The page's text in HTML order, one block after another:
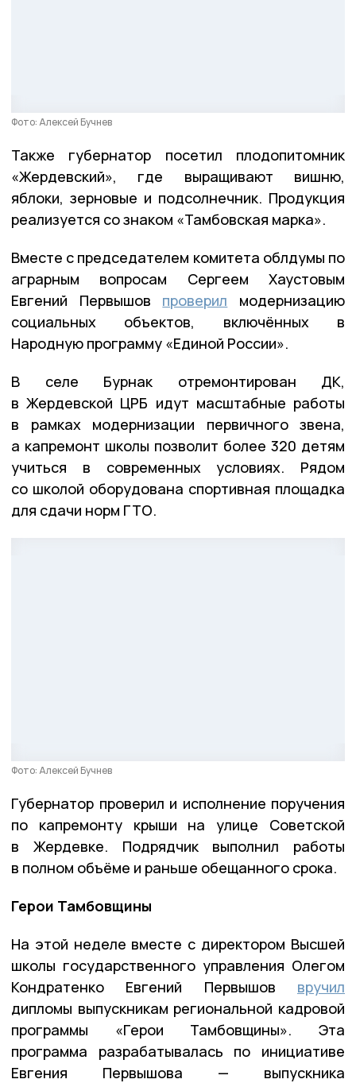
Фото: Алексей Бучнев
Также губернатор посетил плодопитомник
«Жердевский», где выращивают вишню,
яблоки, зерновые и подсолнечник. Продукция
реализуется со знаком «Тамбовская марка».
Вместе с председателем комитета облдумы по
аграрным вопросам Сергеем Хаустовым
Евгений Первышов проверил модернизацию
социальных объектов, включённых в
Народную программу «Единой России».
В селе Бурнак отремонтирован ДК,
в Жердевской ЦРБ идут масштабные работы
в рамках модернизации первичного звена,
а капремонт школы позволит более 320 детям
учиться в современных условиях. Рядом
со школой оборудована спортивная площадка
для сдачи норм ГТО.
Фото: Алексей Бучнев
Губернатор проверил и исполнение поручения
по капремонту крыши на улице Советской
в Жердевке. Подрядчик выполнил работы
в полном объёме и раньше обещанного срока.
Герои Тамбовщины
На этой неделе вместе с директором Высшей
школы государственного управления Олегом
Кондратенко Евгений Первышов вручил
дипломы выпускникам региональной кадровой
программы «Герои Тамбовщины». Эта
программа разрабатывалась по инициативе
Евгения Первышова — выпускника